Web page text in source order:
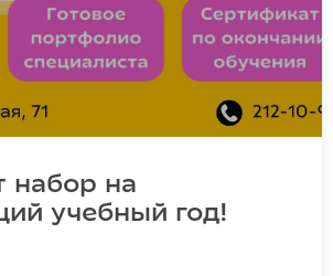
набор на
учебный год!